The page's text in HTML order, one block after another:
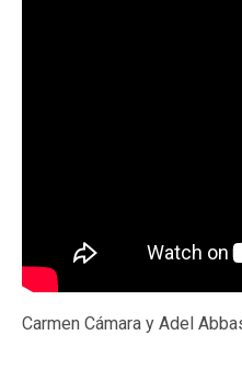
Carmen Cámara y Adel